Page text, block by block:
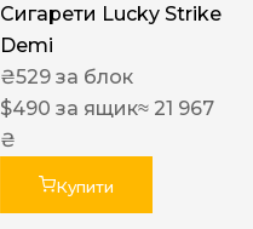
Сигарети Lucky Strike
Demi
₴529 за блок
$490 за ящик≈ 21 967
₴
Купити